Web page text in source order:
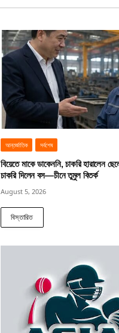
আন্তর্জাতিক সর্বশেষ
বিয়েতে মাকে ডাকেননি, চাকরি হারালেন
চাকরি দিলেন বস—চীনে তুমুল বিতর্ক
August 5, 2026
বিস্তারিত